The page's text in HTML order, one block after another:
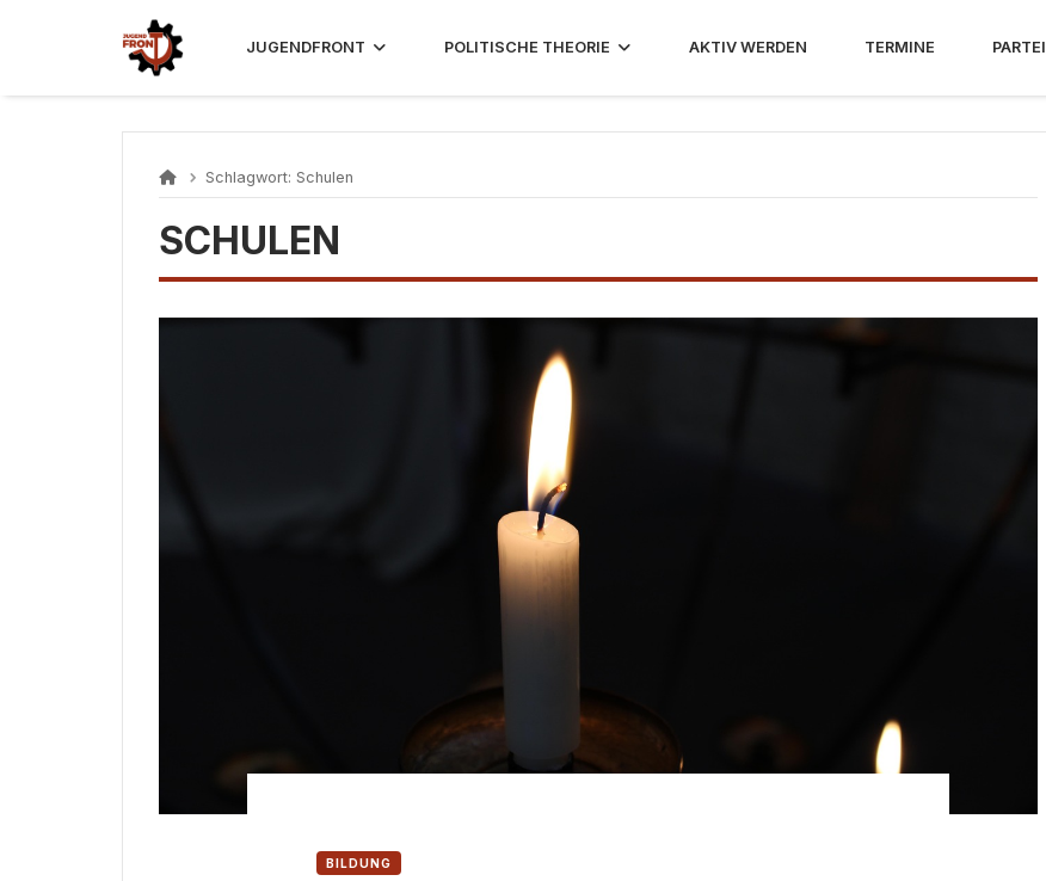
JUGENDFRONT POLITISCHE THEORIE AKTIV WERDEN TERMINE PARTEI
Schlagwort: Schulen
SCHULEN
BILDUNG